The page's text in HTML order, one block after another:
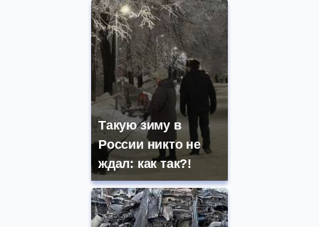
Такую зиму в
России никто не
ждал: как так?!